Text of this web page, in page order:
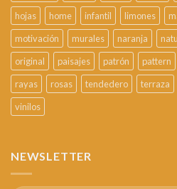
hojas
home infantil limones
motivación
murales naranja
original
paisajes patrón pattern
rayas
rosas tendedero terraza
vinilos
NEWSLETTER